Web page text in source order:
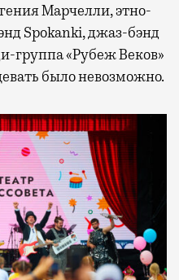
Марчелли, этно-
Spokanki, джаз-бэнд
группа «Рубеж Веков»
было невозможно.